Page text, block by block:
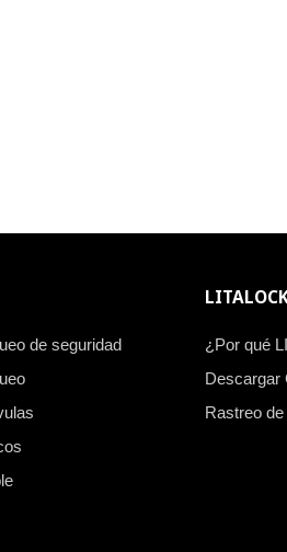
de seguridad
¿Por qué
Descargar
Rastreo